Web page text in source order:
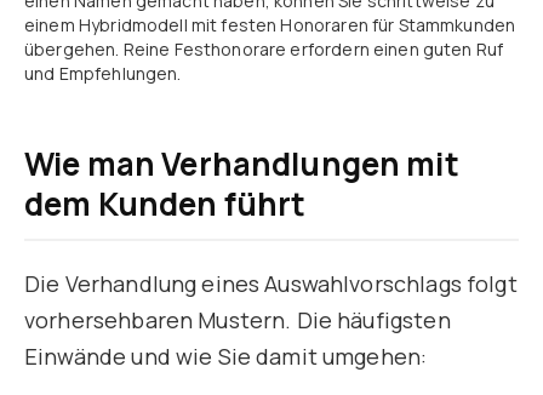
einem Hybridmodell mit festen Honoraren für Stammkunden
übergehen. Reine Festhonorare erfordern einen guten Ruf
und Empfehlungen.
Wie man Verhandlungen mit
dem Kunden führt
Die Verhandlung eines Auswahlvorschlags folgt
vorhersehbaren Mustern. Die häufigsten
Einwände und wie Sie damit umgehen: